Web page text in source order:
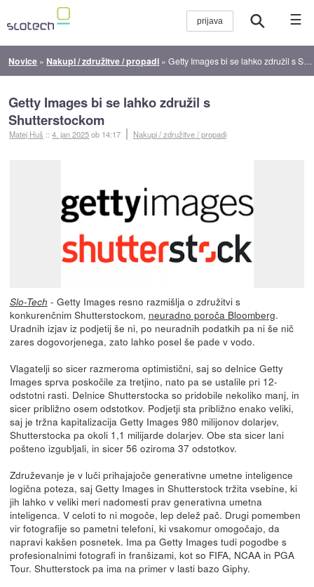
☰
Novice » Nakupi / združitve / propadi »Getty Images bi se lahko združil s Shutterstockom
Getty Images bi se lahko združil s
Shutterstockom
Matej Huš ::4. jan 2025ob 14:17 Nakupi / združitve / propadi
Slo-Tech - Getty Images resno razmišlja o združitvi s
konkurenčnim Shutterstockom, neuradno poroča Bloomberg.
Uradnih izjav iz podjetij še ni, po neuradnih podatkih pa ni še nič
zares dogovorjenega, zato lahko posel še pade v vodo.
Vlagatelji so sicer razmeroma optimistični, saj so delnice Getty
Images sprva poskočile za tretjino, nato pa se ustalile pri 12-
odstotni rasti. Delnice Shutterstocka so pridobile nekoliko manj, in
sicer približno osem odstotkov. Podjetji sta približno enako veliki,
saj je tržna kapitalizacija Getty Images 980 milijonov dolarjev,
Shutterstocka pa okoli 1,1 milijarde dolarjev. Obe sta sicer lani
pošteno izgubljali, in sicer 56 oziroma 37 odstotkov.
Združevanje je v luči prihajajoče generativne umetne inteligence
logična poteza, saj Getty Images in Shutterstock tržita vsebine, ki
jih lahko v veliki meri nadomesti prav generativna umetna
inteligenca. V celoti to ni mogoče, lep delež pač. Drugi pomemben
vir fotografije so pametni telefoni, ki vsakomur omogočajo, da
napravi kakšen posnetek. Ima pa Getty Images tudi pogodbe s
profesionalnimi fotografi in franšizami, kot so FIFA, NCAA in PGA
Tour. Shutterstock pa ima na primer v lasti bazo Giphy.